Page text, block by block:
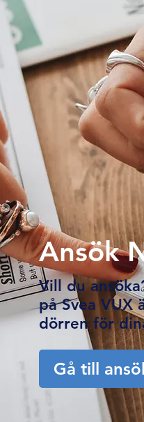
Ansök
Vill du
på Svea VUX
dörren för
Gå till